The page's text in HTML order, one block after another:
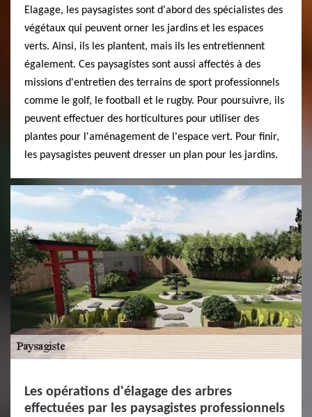
Elagage, les paysagistes sont d'abord des spécialistes des
végétaux qui peuvent orner les jardins et les espaces
verts. Ainsi, ils les plantent, mais ils les entretiennent
également. Ces paysagistes sont aussi affectés à des
missions d'entretien des terrains de sport professionnels
comme le golf, le football et le rugby. Pour poursuivre, ils
peuvent effectuer des horticultures pour utiliser des
plantes pour l'aménagement de l'espace vert. Pour finir,
les paysagistes peuvent dresser un plan pour les jardins.
Les opérations d'élagage des arbres
effectuées par les paysagistes professionnels